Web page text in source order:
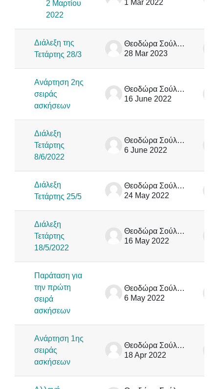
2 Μαρτίου
2022
1 Mar 2022
Διάλεξη της
Τετάρτης 28/3
Θεοδώρα Σούλιου
28 Mar 2023
Ανάρτηση 2ης
σειράς
ασκήσεων
Θεοδώρα Σούλιου
16 June 2022
Διάλεξη
Τετάρτης
8/6/2022
Θεοδώρα Σούλιου
6 June 2022
Διάλεξη
Τετάρτης 25/5
Θεοδώρα Σούλιου
24 May 2022
Διάλεξη
Τετάρτης
18/5/2022
Θεοδώρα Σούλιου
16 May 2022
Παράταση για
την πρώτη
σειρά
ασκήσεων
Θεοδώρα Σούλιου
6 May 2022
Ανάρτηση 1ης
σειράς
ασκήσεων
Θεοδώρα Σούλιου
18 Apr 2022